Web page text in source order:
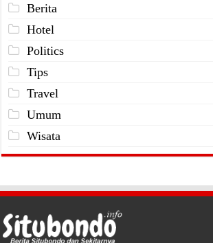
Berita
Hotel
Politics
Tips
Travel
Umum
Wisata